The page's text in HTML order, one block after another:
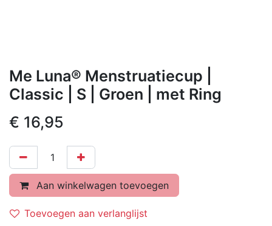
Me Luna® Menstruatiecup |
Classic | S | Groen | met Ring
€ 16,95
Aan winkelwagen toevoegen
Toevoegen aan verlanglijst